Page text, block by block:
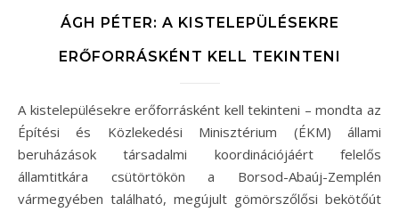
ÁGH PÉTER: A KISTELEPÜLÉSEKRE
ERŐFORRÁSKÉNT KELL TEKINTENI
A kistelepülésekre erőforrásként kell tekinteni – mondta az
Építési és Közlekedési Minisztérium (ÉKM) állami
beruházások társadalmi koordinációjáért felelős
államtitkára csütörtökön a Borsod-Abaúj-Zemplén
vármegyében található, megújult gömörszőlősi bekötőút